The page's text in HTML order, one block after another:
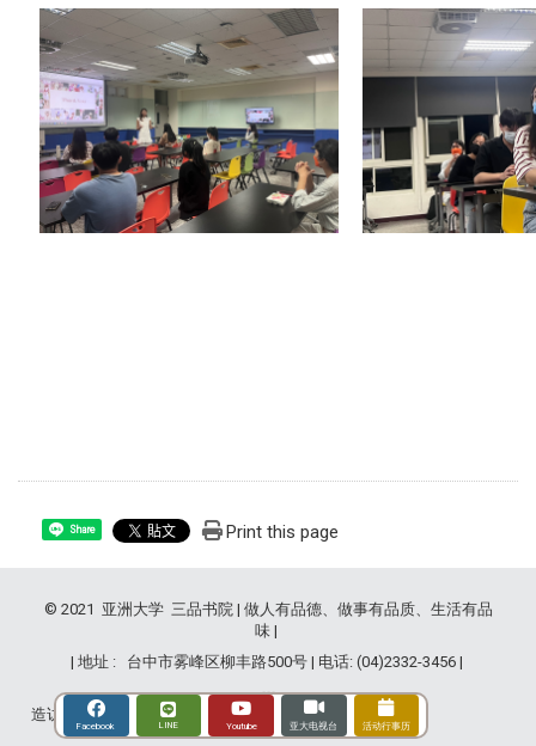
Facebook LINE Youtube 亚大电视台 活动行事历
Share Print this page
© 2021 亚洲大学 三品书院 | 做人有品德、做事有品质、生活有品
味 |
| 地址 : 台中市雾峰区柳丰路500号 | 电话: (04)2332-3456 |
造访人次 : 2835343